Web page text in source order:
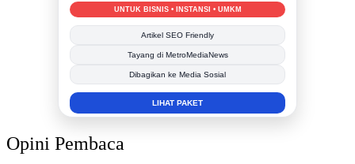
MEDIA INFORMASI TERPERCAYA
Publikasi Kegiatan
Berita Promosi
Tingkatkan Branding Anda
INFO SELENGKAPNYA
Opini Pembaca